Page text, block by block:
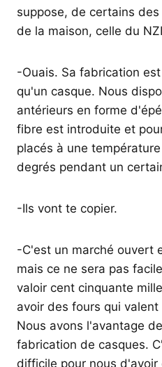
suppose, de certains
de la maison, celle du
-Ouais. Sa fabrication
qu'un casque. Nous
antérieurs en forme
fibre est introduite et
placés à une
degrés pendant un
-Ils vont te copier.
-C'est un marché ouvert
mais ce ne sera pas
valoir cent cinquante
avoir des fours qui
Nous avons l'avantage
fabrication de casques.
difficile pour nous d'avoir